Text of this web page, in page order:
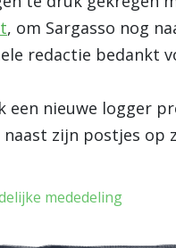
, om Sargasso nog
redactie bedankt
een nieuwe logger
naast zijn postjes op
mededeling